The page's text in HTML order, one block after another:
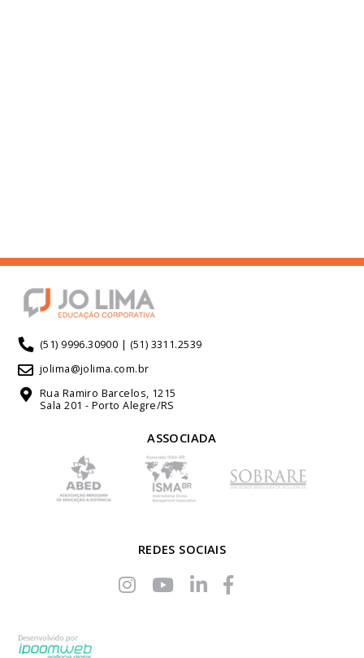
(51) 9996.30900 | (51) 3311.2539
jolima@jolima.com.br
Rua Ramiro Barcelos, 1215
Sala 201 - Porto Alegre/RS
ASSOCIADA
REDES SOCIAIS